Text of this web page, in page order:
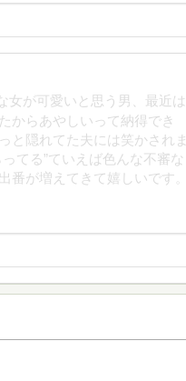
女が可愛いと思う男、最近は
からあやしいって納得でき
隠れてた夫には笑かされま
てる”ていえば色んな不審な
番が増えてきて嬉しいです。